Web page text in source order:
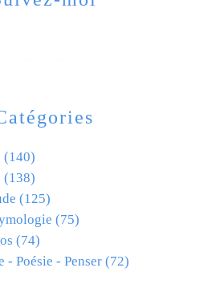
(140)
(138)
(125)
(75)
(74)
- Poésie - Penser (72)